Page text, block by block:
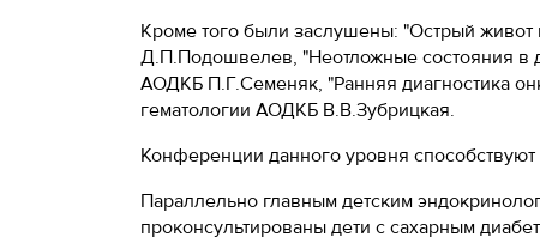
Кроме того были заслушены: "Острый
Д.П.Подошвелев, "Неотложные состояния в
АОДКБ П.Г.Семеняк, "Ранняя диагностика
гематологии АОДКБ В.В.Зубрицкая.
Конференции данного уровня
Параллельно главным детским
проконсультированы дети с сахарным